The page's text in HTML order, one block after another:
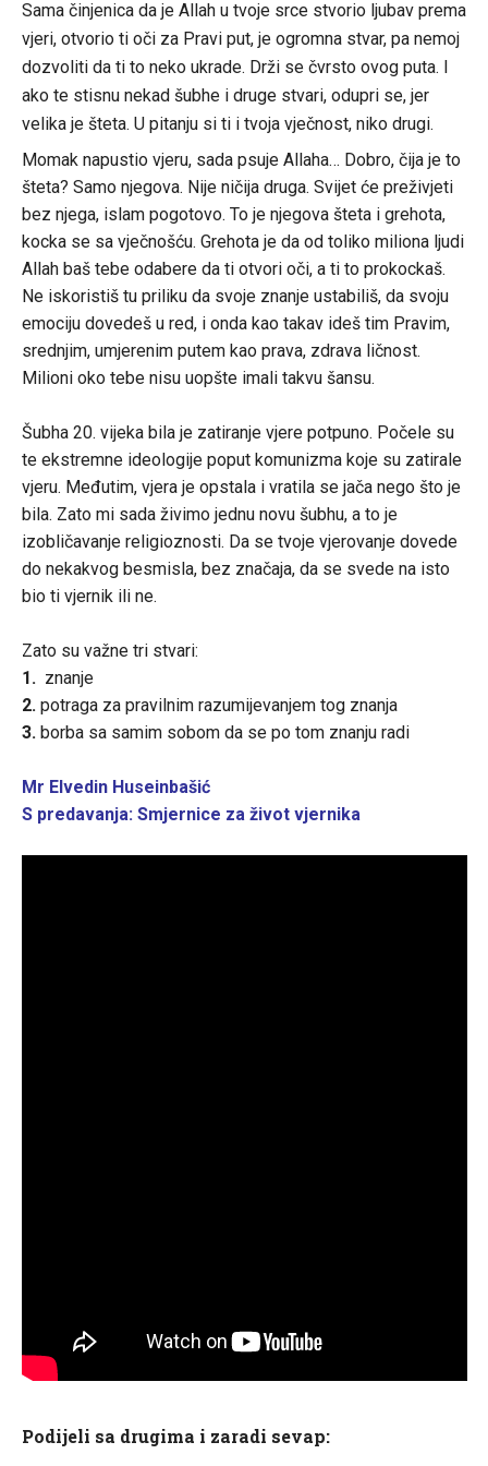
Sama činjenica da je Allah u tvoje srce stvorio ljubav prema
vjeri, otvorio ti oči za Pravi put, je ogromna stvar, pa nemoj
dozvoliti da ti to neko ukrade. Drži se čvrsto ovog puta. I
ako te stisnu nekad šubhe i druge stvari, odupri se, jer
velika je šteta. U pitanju si ti i tvoja vječnost, niko drugi.
Momak napustio vjeru, sada psuje Allaha… Dobro, čija je to
šteta? Samo njegova. Nije ničija druga. Svijet će preživjeti
bez njega, islam pogotovo. To je njegova šteta i grehota,
kocka se sa vječnošću. Grehota je da od toliko miliona ljudi
Allah baš tebe odabere da ti otvori oči, a ti to prokockaš.
Ne iskoristiš tu priliku da svoje znanje ustabiliš, da svoju
emociju dovedeš u red, i onda kao takav ideš tim Pravim,
srednjim, umjerenim putem kao prava, zdrava ličnost.
Milioni oko tebe nisu uopšte imali takvu šansu.
Šubha 20. vijeka bila je zatiranje vjere potpuno. Počele su
te ekstremne ideologije poput komunizma koje su zatirale
vjeru. Međutim, vjera je opstala i vratila se jača nego što je
bila. Zato mi sada živimo jednu novu šubhu, a to je
izobličavanje religioznosti. Da se tvoje vjerovanje dovede
do nekakvog besmisla, bez značaja, da se svede na isto
bio ti vjernik ili ne.
Zato su važne tri stvari:
1.znanje
2.potraga za pravilnim razumijevanjem tog znanja
3.borba sa samim sobom da se po tom znanju radi
Mr Elvedin Huseinbašić
S predavanja: Smjernice za život vjernika
Podijeli sa drugima i zaradi sevap: